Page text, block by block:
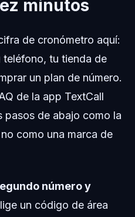
minutos
de cronómetro aquí:
tu tienda de
un plan de número.
de la app TextCall
pasos de abajo como la
como una marca de
número y
un código de área